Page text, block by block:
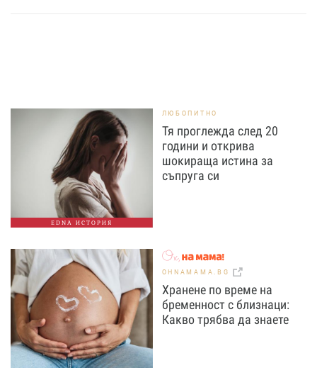
EDNA ИСТОРИЯ
ЛЮБОПИТНО
Тя проглежда след 20
години и открива
шокираща истина за
съпруга си
OHNAMAMA.BG
Хранене по време на
бременност с близнаци:
Какво трябва да знаете